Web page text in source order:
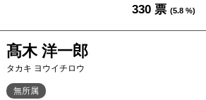
330 票 (5.8 %)
髙木 洋一郎
タカキ ヨウイチロウ
無所属